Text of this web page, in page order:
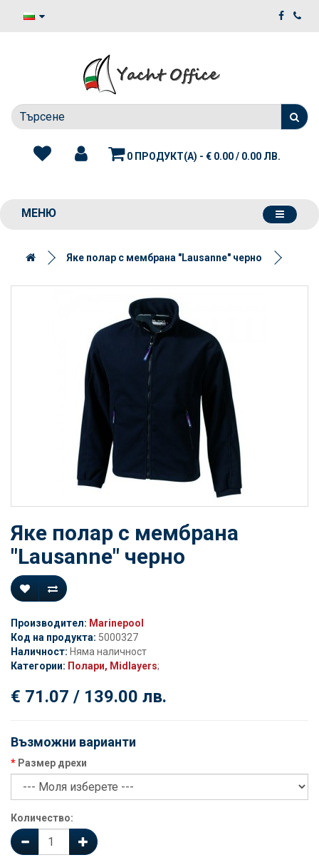
0 ПРОДУКТ(А) - € 0.00 / 0.00 ЛВ.
МЕНЮ
Яке полар с мембрана "Lausanne" черно
Яке полар с мембрана
"Lausanne" черно
Производител: Marinepool
Код на продукта: 5000327
Наличност: Няма наличност
Категории: Полари, Midlayers;
€ 71.07 / 139.00 лв.
Възможни варианти
Размер дрехи
Количество: